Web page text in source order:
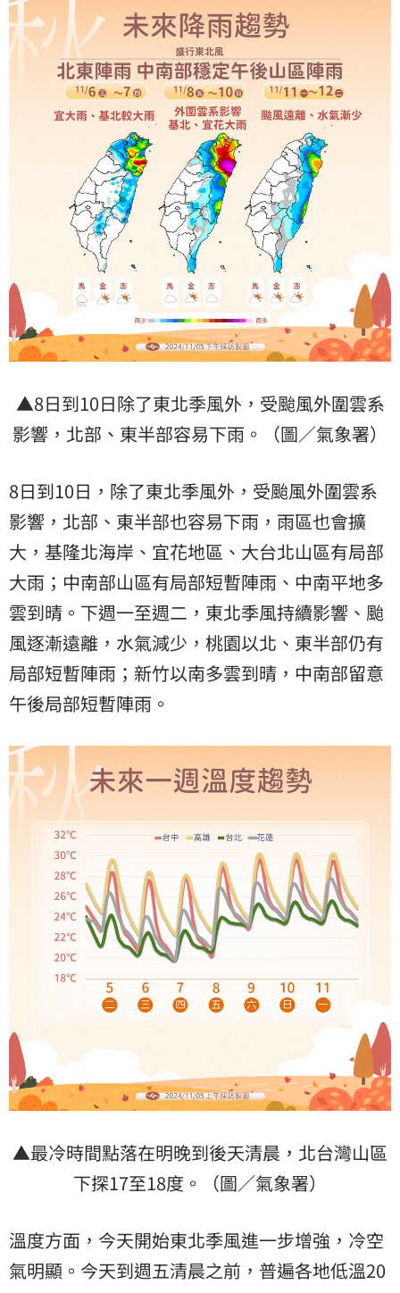
▲8日到10日除了東北季風外，受颱風外圍雲系
影響，北部、東半部容易下雨。（圖／氣象署）
8日到10日，除了東北季風外，受颱風外圍雲系
影響，北部、東半部也容易下雨，雨區也會擴
大，基隆北海岸、宜花地區、大台北山區有局部
大雨；中南部山區有局部短暫陣雨、中南平地多
雲到晴。下週一至週二，東北季風持續影響、颱
風逐漸遠離，水氣減少，桃園以北、東半部仍有
局部短暫陣雨；新竹以南多雲到晴，中南部留意
午後局部短暫陣雨。
▲最冷時間點落在明晚到後天清晨，北台灣山區
下探17至18度。（圖／氣象署）
溫度方面，今天開始東北季風進一步增強，冷空
氣明顯。今天到週五清晨之前，普遍各地低溫20